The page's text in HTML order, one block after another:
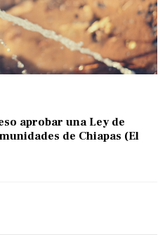
aprobar una Ley de
de Chiapas (El